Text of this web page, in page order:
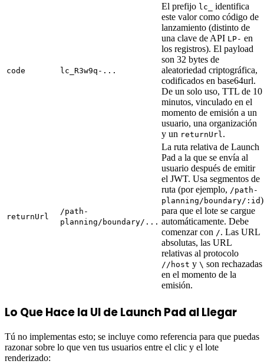
code lc_R3w9q-...
El prefijo lc_
identifica
este valor como código de
lanzamiento (distinto de
una clave de API LP- en
los registros). El payload
son 32 bytes de
aleatoriedad criptográfica,
codificados en base64url.
De un solo uso, TTL de 10
minutos, vinculado en el
momento de emisión a un
usuario, una organización
y un returnUrl .
returnUrl
/path-
planning/boundary/...
La ruta relativa de Launch
Pad a la que se envía al
usuario después de emitir
el JWT. Usa segmentos de
ruta (por ejemplo, /path-
planning/boundary/:id)
para que el lote se cargue
automáticamente. Debe
comenzar con /. Las URL
absolutas, las URL
relativas al protocolo
//host y \ son rechazadas
en el momento de la
emisión.
Lo Que Hace la UI de Launch Pad al Llegar
Tú no implementas esto; se incluye como referencia para que puedas
razonar sobre lo que ven tus usuarios entre el clic y el lote
renderizado: